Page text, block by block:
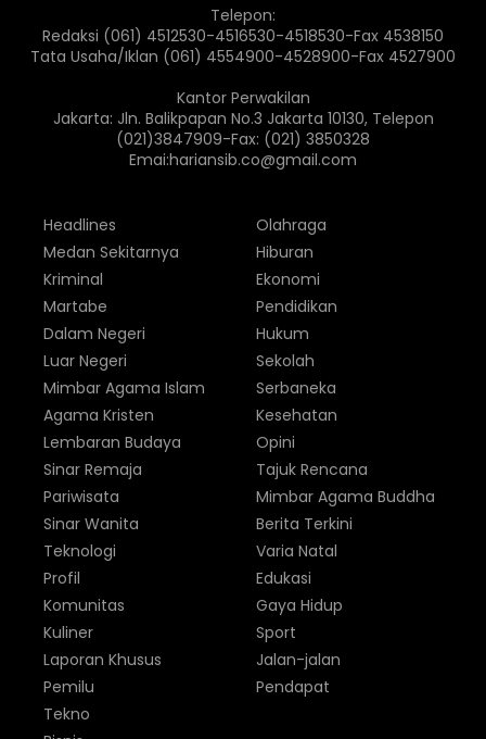
Telepon:
Redaksi (061) 4512530-4516530-4518530-Fax 4538150
Tata Usaha/Iklan (061) 4554900-4528900-Fax 4527900
Kantor Perwakilan
Jakarta: Jln. Balikpapan No.3 Jakarta 10130, Telepon
(021)3847909-Fax: (021) 3850328
Emai:hariansib.co@gmail.com
Headlines
Medan Sekitarnya
Kriminal
Martabe
Dalam Negeri
Luar Negeri
Olahraga
Hiburan
Ekonomi
Pendidikan
Hukum
Sekolah
Mimbar Agama Islam
Agama Kristen
Lembaran Budaya
Sinar Remaja
Pariwisata
Sinar Wanita
Serbaneka
Kesehatan
Opini
Tajuk Rencana
Mimbar Agama Buddha
Berita Terkini
Teknologi
Profil
Komunitas
Kuliner
Laporan Khusus
Pemilu
Varia Natal
Edukasi
Gaya Hidup
Sport
Jalan-jalan
Pendapat
Tekno